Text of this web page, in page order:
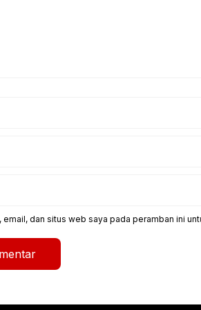
email, dan situs web saya pada peramban ini